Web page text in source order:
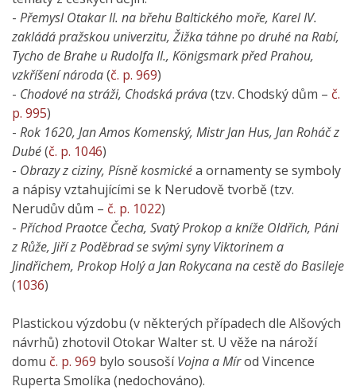
- Přemysl Otakar II. na břehu Baltického moře, Karel IV.
zakládá pražskou univerzitu, Žižka táhne po druhé na Rabí,
Tycho de Brahe u Rudolfa II., Königsmark před Prahou,
vzkříšení národa(č. p. 969)
- Chodové na stráži, Chodská práva(tzv. Chodský dům – č.
p. 995)
- Rok 1620, Jan Amos Komenský, Mistr Jan Hus, Jan Roháč z
Dubé(č. p. 1046)
- Obrazy z ciziny, Písně kosmickéa ornamenty se symboly
a nápisy vztahujícími se k Nerudově tvorbě (tzv.
Nerudův dům – č. p. 1022)
- Příchod Praotce Čecha, Svatý Prokop a kníže Oldřich, Páni
z Růže, Jiří z Poděbrad se svými syny Viktorinem a
Jindřichem, Prokop Holý a Jan Rokycana na cestě do Basileje
(1036)
Plastickou výzdobu (v některých případech dle Alšových
návrhů) zhotovil Otokar Walter st. U věže na nároží
domu č. p. 969 bylo sousošíVojna a Mírod Vincence
Ruperta Smolíka (nedochováno).